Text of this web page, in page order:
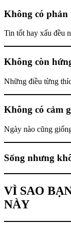
Không có phản
Tin tốt hay xấu đều
Không còn
Những điều từng
Không có cảm
Ngày nào cũng
Sống nhưng
VÌ SAO
NÀY